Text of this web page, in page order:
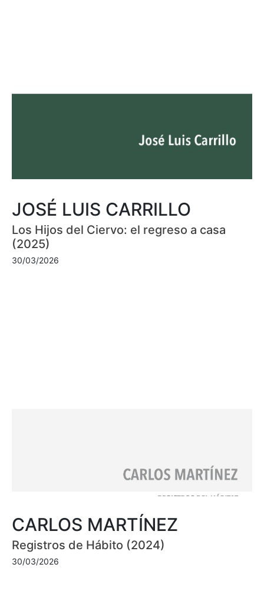
JOSÉ LUIS CARRILLO
Los Hijos del Ciervo: el regreso a casa
(2025)
30/03/2026
CARLOS MARTÍNEZ
Registros de Hábito (2024)
30/03/2026